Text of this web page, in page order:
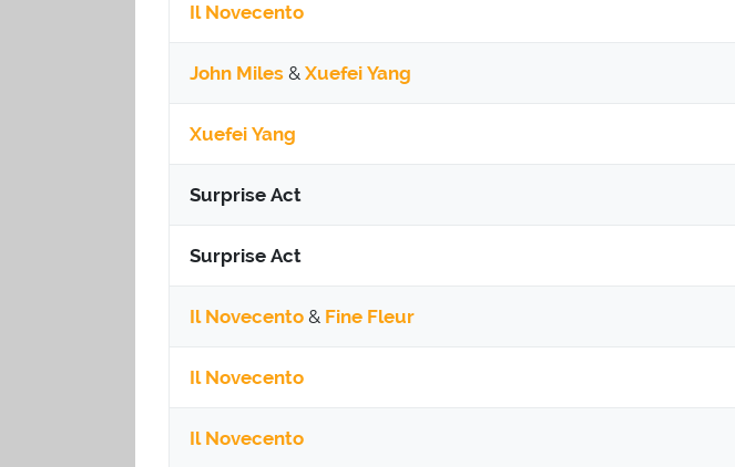
Il Novecento
John Miles & Xuefei Yang
Xuefei Yang
Surprise Act
Surprise Act
Il Novecento & Fine Fleur
Il Novecento
Il Novecento